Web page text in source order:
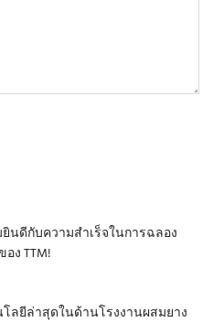
นดีกับความสำเร็จในการฉลอง
ง TTM!
โลยีล่าสุดในด้านโรงงานผสมยาง